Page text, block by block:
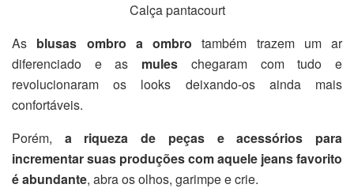
Calça pantacourt
As blusas ombro a ombro também trazem um ar
diferenciado e as mules chegaram com tudo e
revolucionaram os looks deixando-os ainda mais
confortáveis.
Porém, a riqueza de peças e acessórios para
incrementar suas produções com aquele jeans favorito
é abundante, abra os olhos, garimpe e crie.